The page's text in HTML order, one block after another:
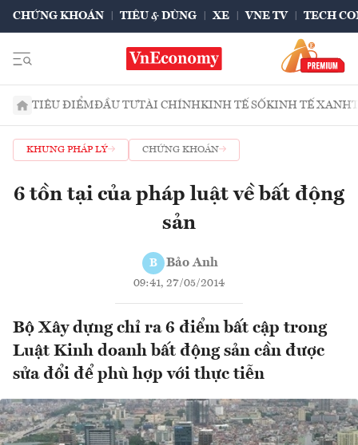
CHỨNG KHOÁN TIÊU & DÙNG XE VNE TV TECH
TIÊU ĐIỂMĐẦU TƯTÀI CHÍNHKINH TẾ SỐKINH TẾ XANH
KHUNG PHÁP LÝ CHỨNG KHOÁN
6 tồn tại của pháp luật về bất động
sản
B Bảo Anh
09:41, 27/05/2014
Bộ Xây dựng chỉ ra 6 điểm bất cập trong
Luật Kinh doanh bất động sản cần được
sửa đổi để phù hợp với thực tiễn